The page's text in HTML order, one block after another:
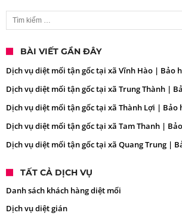
Tìm kiếm cho:
BÀI VIẾT GẦN ĐÂY
Dịch vụ diệt mối tận gốc tại xã Vĩnh Hào | Bảo
Dịch vụ diệt mối tận gốc tại xã Trung Thành |
Dịch vụ diệt mối tận gốc tại xã Thành Lợi | Bảo
Dịch vụ diệt mối tận gốc tại xã Tam Thanh |
Dịch vụ diệt mối tận gốc tại xã Quang Trung |
TẤT CẢ DỊCH VỤ
Danh sách khách hàng diệt mối
Dịch vụ diệt gián